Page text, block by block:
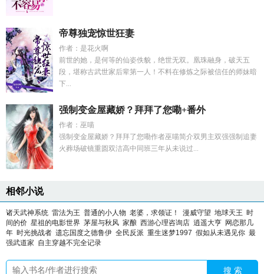
帝尊独宠惊世狂妻
作者：是花火啊
前世的她，是何等的仙姿佚貌，绝世无双。凰珠融身，破天五
段，堪称古武世家后辈第一人！不料在修炼之际被信任的师妹暗
下...
强制变金屋藏娇？拜拜了您嘞+番外
作者：巫喵
强制变金屋藏娇？拜拜了您嘞作者巫喵简介双男主双强强制追妻
火葬场破镜重圆双洁高中同班三年从未说过...
相邻小说
诸天武神系统 雷法为王 普通的小人物 老婆，求领证！ 漫威守望 地球天王 时
间的价 星祖的电影世界 茅屋与秋风 家酿 西游心理咨询店 逍遥大亨 网恋那几
年 时光挑战者 遗忘国度之德鲁伊 全民反派 重生迷梦1997 假如从未遇见你 最
强武道家 自主穿越不完全记录
搜 索